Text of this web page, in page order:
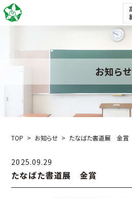
お知らせ
TOP お知らせ たなばた書道展 金賞
2025.09.29
たなばた書道展 金賞